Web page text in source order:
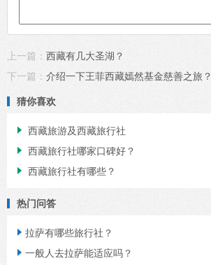
上一篇： 西藏有几大圣湖？
下一篇： 介绍一下王菲西藏嫣然基金慈善之旅？
猜你喜欢
 西藏旅游及西藏旅行社
 西藏旅行社哪家口碑好？
 西藏旅行社有哪些？
热门问答
 拉萨有哪些旅行社？
 一般人去拉萨能适应吗？